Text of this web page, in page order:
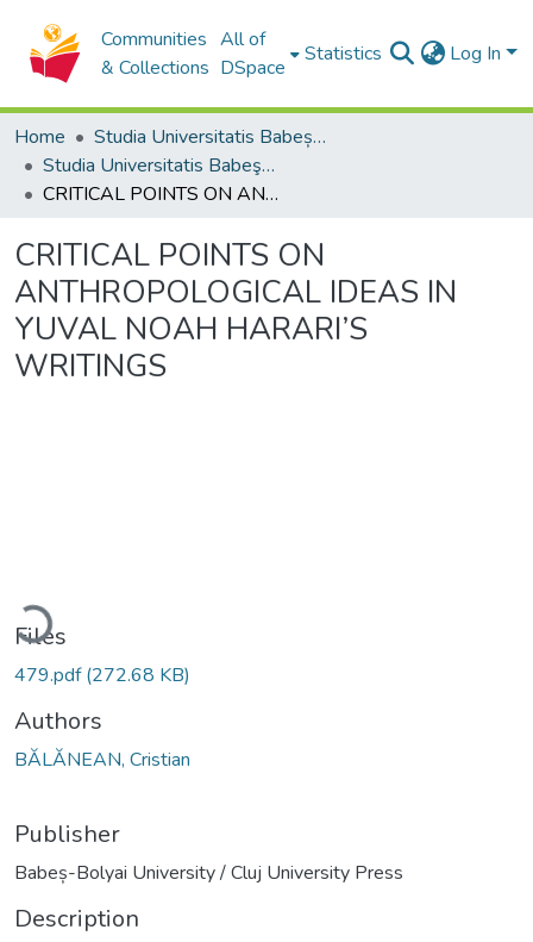
Communities
& Collections
All of
DSpace
Statistics Log In
Home
Studia Universitatis Babeș-Bolyai Collection
Studia Universitatis Babeş-Bolyai Theologia Catholica
CRITICAL POINTS ON ANTHROPOLOGICAL IDEAS IN YUVAL NOAH HARARI’S WRITINGS
CRITICAL POINTS ON
ANTHROPOLOGICAL IDEAS IN
YUVAL NOAH HARARI’S
WRITINGS
Loading...
Files
479.pdf(272.68 KB)
Authors
BĂLĂNEAN, Cristian
Publisher
Babeș-Bolyai University / Cluj University Press
Description